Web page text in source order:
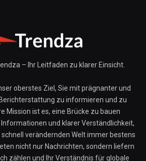
– Ihr Leitfaden zu klarer Einsicht.
oberstes Ziel, Sie mit prägnanter und
zu informieren und zu
Mission ist es, eine Brücke zu bauen
und klarer Verständlichkeit,
verändernden Welt immer bestens
nicht nur Nachrichten, sondern liefern
zählen und Ihr Verständnis für globale